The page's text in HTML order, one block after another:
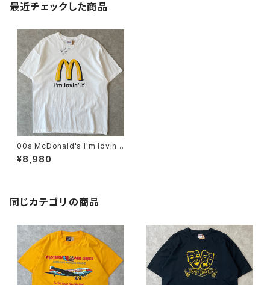
最近チェックした商品
00s McDonald's I'm lovin' i
t 企業ロゴTシャツ マクドナルド
ヴィンテージ 古着 サイン入り
¥8,980
同じカテゴリの商品